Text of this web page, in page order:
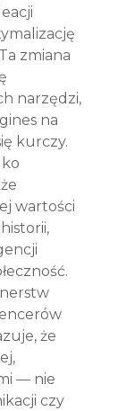
zmiana
narzędzi,
na
kurczy.
wartości
że
— nie
czy